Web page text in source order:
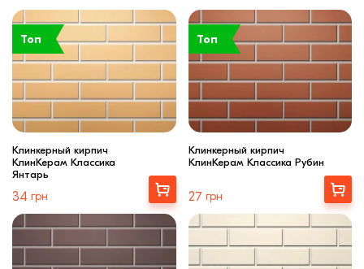
Топ
Клинкерный кирпич
КлинКерам Классика
Янтарь
34 грн
Выбрать
Топ
Клинкерный кирпич
КлинКерам Классика Рубин
27 грн
Выбрать